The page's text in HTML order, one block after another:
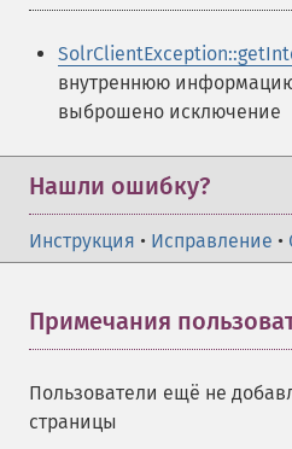
внутреннюю
выброшено исключение
Нашли ошибку?
Инструкция • Исправление •
Примечания
Пользователи ещё не
страницы